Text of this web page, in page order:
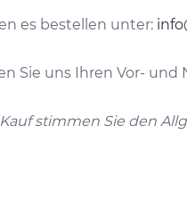
es bestellen unter:
Sie uns Ihren Vor- und
stimmen Sie den